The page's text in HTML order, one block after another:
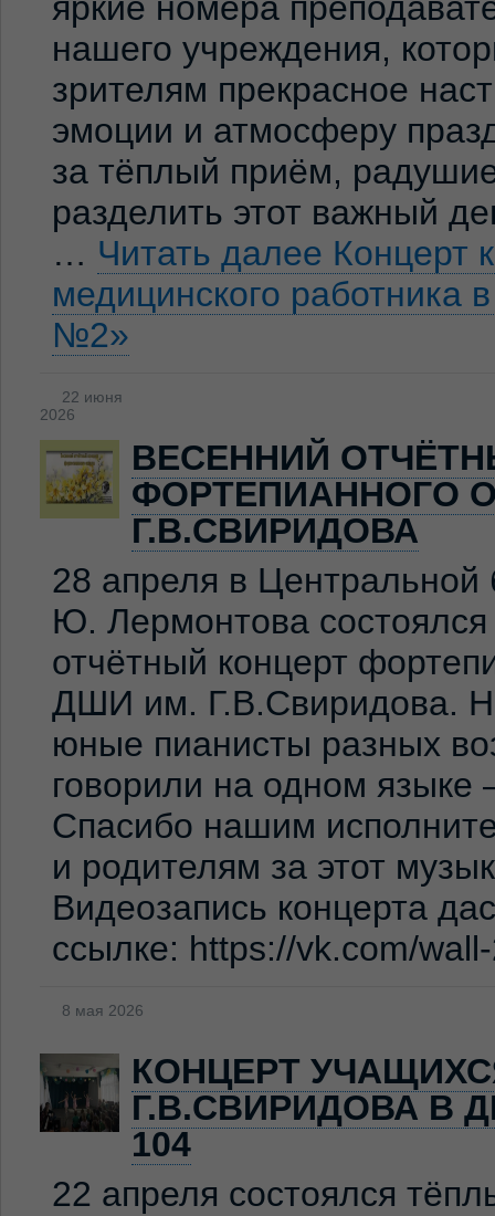
нашего учреждения,
зрителям прекрасное
эмоции и атмосферу
за тёплый приём,
разделить этот важный
… Читать далее Концерт
медицинского
№2»
22 июня
2026
ВЕСЕННИЙ
ФОРТЕПИАННОГО
Г.В.СВИРИДОВА
28 апреля в
Ю. Лермонтова состоялся
отчётный концерт
ДШИ им. Г.В.Свиридова.
юные пианисты разных
говорили на одном
Спасибо нашим
и родителям за этот
Видеозапись концерта
ссылке: https://vk.com/
8 мая 2026
КОНЦЕРТ
Г.В.СВИРИДОВА В
104
22 апреля состоялся